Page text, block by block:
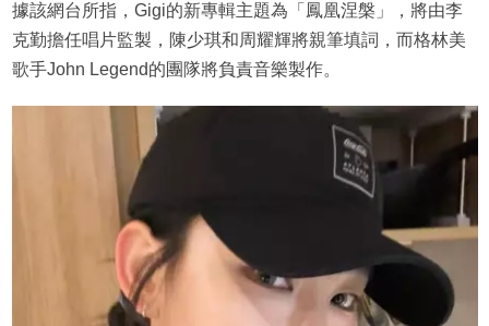
據該網台所指，Gigi的新專輯主題為「鳳凰涅槃」，將由李
克勤擔任唱片監製，陳少琪和周耀輝將親筆填詞，而格林美
歌手John Legend的團隊將負責音樂製作。